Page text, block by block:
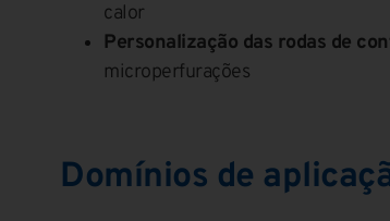
calor
Personalização das rodas de
microperfurações
Domínios de